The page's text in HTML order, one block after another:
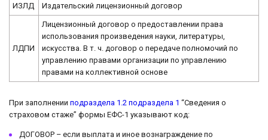
ИЗЛД Издательский лицензионный договор
ЛДПИ
Лицензионный договор о предоставлении права
использования произведения науки, литературы,
искусства. В т. ч. договор о передаче полномочий по
управлению правами организации по управлению
правами на коллективной основе
При заполнении подраздела 1.2 подраздела 1 “Сведения о
страховом стаже” формы ЕФС-1 указывают код:
ДОГОВОР – если выплата и иное вознаграждение по